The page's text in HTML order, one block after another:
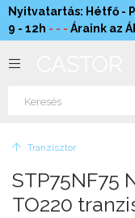
Nyitvatartás: Hétfő -
9 - 12h - - - Áraink az
Tranzisztor
STP75NF75
TO220